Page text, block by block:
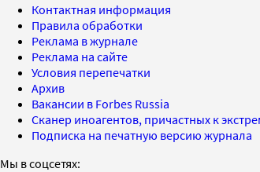
Контактная информация
Правила обработки
Реклама в журнале
Реклама на сайте
Условия перепечатки
Архив
Вакансии в Forbes Russia
Сканер иноагентов, причастных к
Подписка на печатную версию журнала
Мы в соцсетях: